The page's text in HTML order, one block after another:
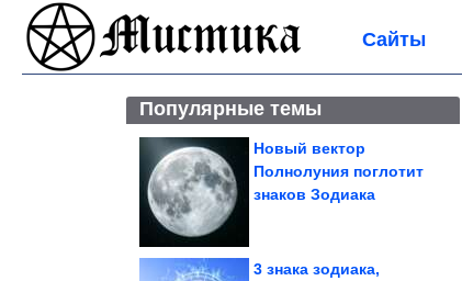
Сайты
Популярные темы
Новый вектор
Полнолуния поглотит
знаков Зодиака
3 знака зодиака,